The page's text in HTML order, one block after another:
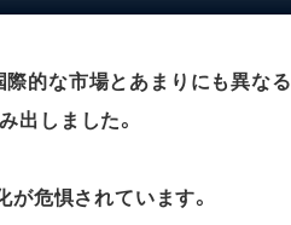
際的な市場とあまりにも異なる
出しました。
が危惧されています。